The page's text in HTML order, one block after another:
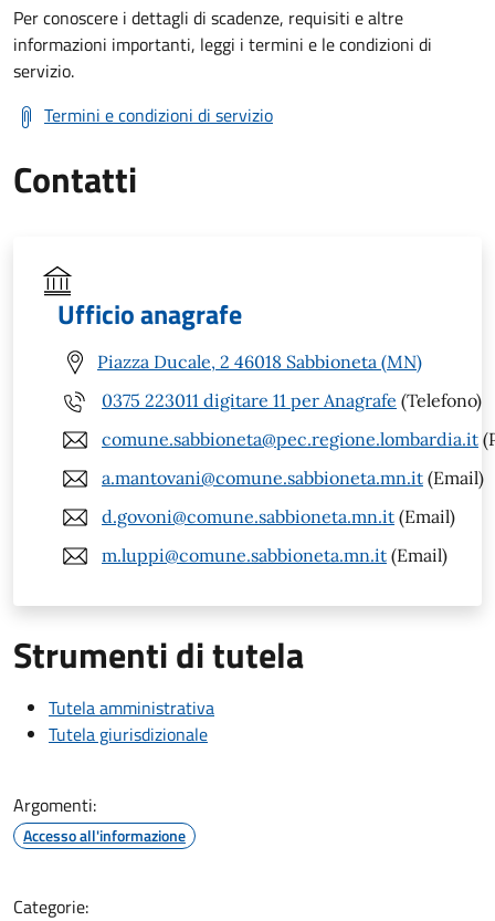
Per conoscere i dettagli di scadenze, requisiti e altre
informazioni importanti, leggi i termini e le condizioni di
servizio.
Termini e condizioni di servizio
Contatti
Ufficio anagrafe
Piazza Ducale, 2 46018 Sabbioneta (MN)
0375 223011 digitare 11 per Anagrafe (Telefono)
comune.sabbioneta@pec.regione.lombardia.it
a.mantovani@comune.sabbioneta.mn.it (Email)
d.govoni@comune.sabbioneta.mn.it (Email)
m.luppi@comune.sabbioneta.mn.it (Email)
Strumenti di tutela
Tutela amministrativa
Tutela giurisdizionale
Argomenti:
Accesso all'informazione
Categorie: